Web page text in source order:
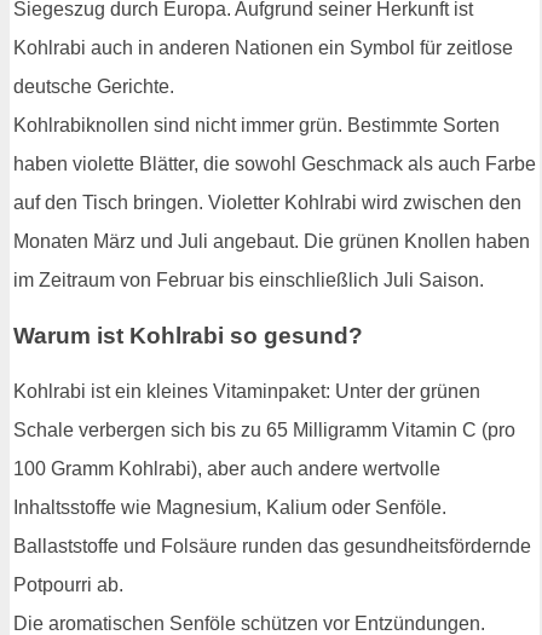
Siegeszug durch Europa. Aufgrund seiner Herkunft ist
Kohlrabi auch in anderen Nationen ein Symbol für zeitlose
deutsche Gerichte.
Kohlrabiknollen sind nicht immer grün. Bestimmte Sorten
haben violette Blätter, die sowohl Geschmack als auch Farbe
auf den Tisch bringen. Violetter Kohlrabi wird zwischen den
Monaten März und Juli angebaut. Die grünen Knollen haben
im Zeitraum von Februar bis einschließlich Juli Saison.
Warum ist Kohlrabi so gesund?
Kohlrabi ist ein kleines Vitaminpaket: Unter der grünen
Schale verbergen sich bis zu 65 Milligramm Vitamin C (pro
100 Gramm Kohlrabi), aber auch andere wertvolle
Inhaltsstoffe wie Magnesium, Kalium oder Senföle.
Ballaststoffe und Folsäure runden das gesundheitsfördernde
Potpourri ab.
Die aromatischen Senföle schützen vor Entzündungen.